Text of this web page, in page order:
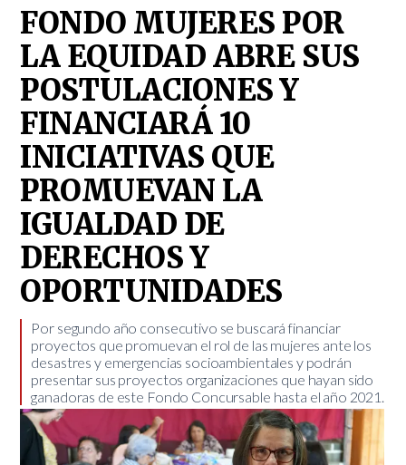
FONDO MUJERES POR
LA EQUIDAD ABRE SUS
POSTULACIONES Y
FINANCIARÁ 10
INICIATIVAS QUE
PROMUEVAN LA
IGUALDAD DE
DERECHOS Y
OPORTUNIDADES
Por segundo año consecutivo se buscará financiar
proyectos que promuevan el rol de las mujeres ante los
desastres y emergencias socioambientales y podrán
presentar sus proyectos organizaciones que hayan sido
ganadoras de este Fondo Concursable hasta el año 2021.